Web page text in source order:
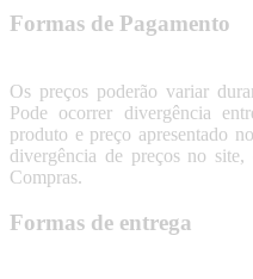
Formas de Pagamento
Os preços poderão variar
Pode ocorrer divergência
produto e preço apresentado
divergência de preços no
Compras.
Formas de entrega